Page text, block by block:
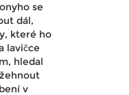
se
dál,
které ho
lavičce
hledal
v